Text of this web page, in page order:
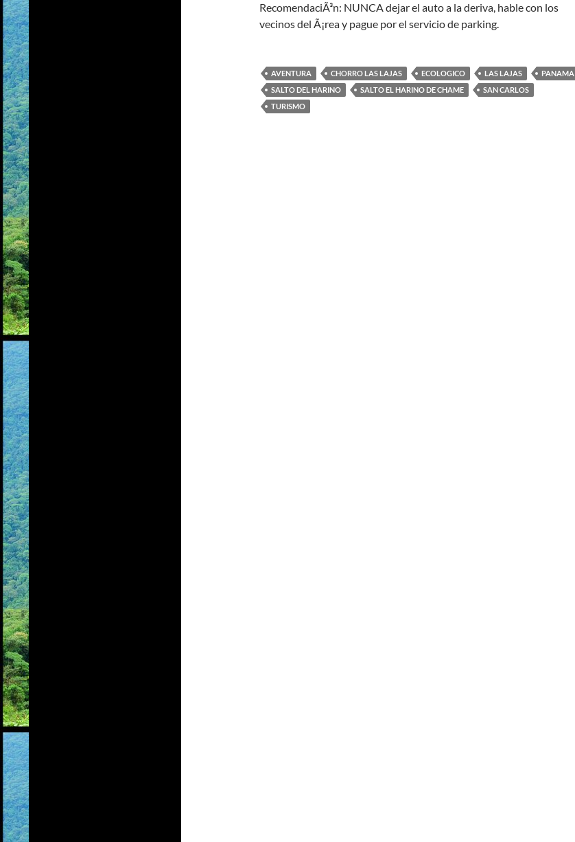
RecomendaciÃ³n: NUNCA dejar el auto a la deriva, hable con los
vecinos del Ã¡rea y pague por el servicio de parking.
AVENTURA CHORRO LAS LAJAS ECOLOGICO LAS LAJAS
PANAMA
SALTO DEL HARINO
SALTO EL HARINO DE CHAME
SAN CARLOS
TURISMO